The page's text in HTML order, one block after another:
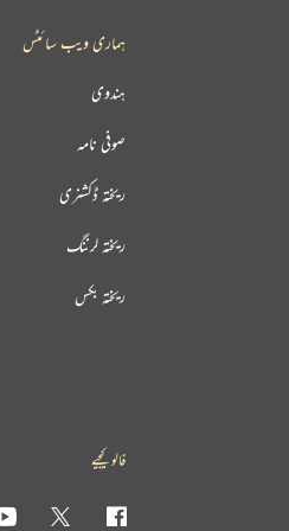
ہماری ویب سائٹس
ہندوی
صوفی نامہ
ریختہ ڈکشنری
ریختہ لرننگ
ریختہ بکس
فالو کیجیے